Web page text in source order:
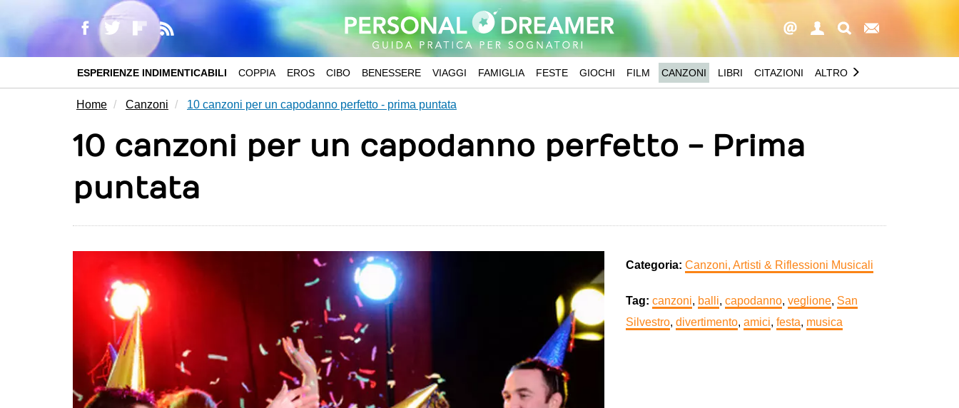
ESPERIENZE INDIMENTICABILI COPPIA EROS CIBO BENESSERE VIAGGI FAMIGLIA FESTE GIOCHI FILM CANZONI LIBRI CITAZIONI ALTRO
Home Canzoni 10 canzoni per un capodanno perfetto - prima puntata
10 canzoni per un capodanno perfetto - Prima
puntata
Categoria: Canzoni, Artisti & Riflessioni Musicali
Tag: canzoni, balli, capodanno, veglione, San
Silvestro, divertimento, amici, festa, musica